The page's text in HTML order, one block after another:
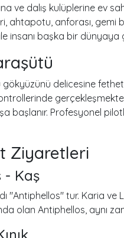
ve dalış kulüplerine ev
ahtapotu, anforası,
insanı başka bir dünyaya
delicesine
başlanır. Profesyonel
Ziyaretleri
- Kaş
"Antiphellos" tur. Karia ve
olan Antiphellos, aynı